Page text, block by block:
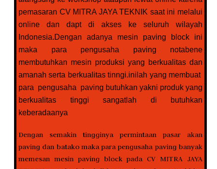
pemasaran CV MITRA JAYA TEKNIK saat ini melalui
online dan dapt di akses ke seluruh wilayah
Indonesia.Dengan adanya mesin paving block ini
maka para pengusaha paving notabene
membutuhkan mesin produksi yang berkualitas dan
amanah serta berkualitas tinngi.inilah yang membuat
para pengusaha paving butuhkan yakni produk yang
berkualitas tinggi sangatlah di butuhkan
keberadaanya
Dengan semakin tingginya permintaan pasar akan
paving dan batako maka para pengusaha paving banyak
memesan mesin paving block pada CV MITRA JAYA